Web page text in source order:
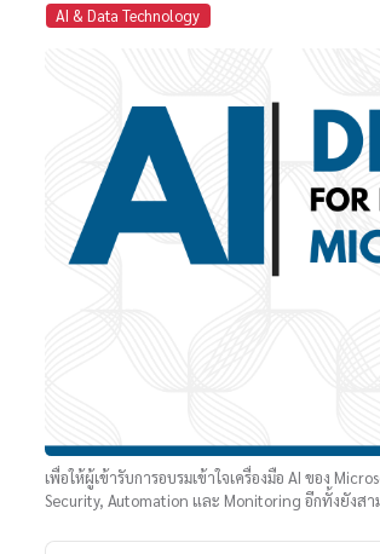
AI & Data Technology
เพื่อให้ผู้เข้ารับการอบรมเข้าใจเครื่องมือ AI ของ
Security, Automation และ Monitoring อีกทั้งยังส